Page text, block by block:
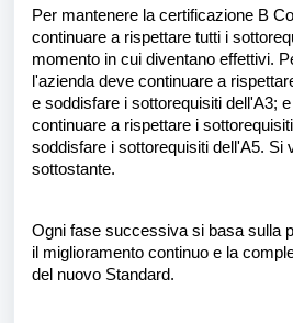
Per mantenere la certificazione B
continuare a rispettare tutti i
momento in cui diventano effettivi.
l'azienda deve continuare a
e soddisfare i sottorequisiti dell'A3;
continuare a rispettare i
soddisfare i sottorequisiti dell'A5. Si
sottostante.
Ogni fase successiva si basa sulla
il miglioramento continuo e la
del nuovo Standard.